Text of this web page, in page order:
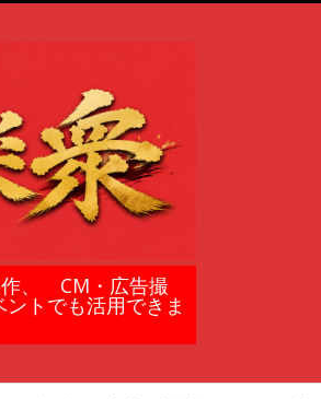
作、 CM・広告撮
トでも活用できま